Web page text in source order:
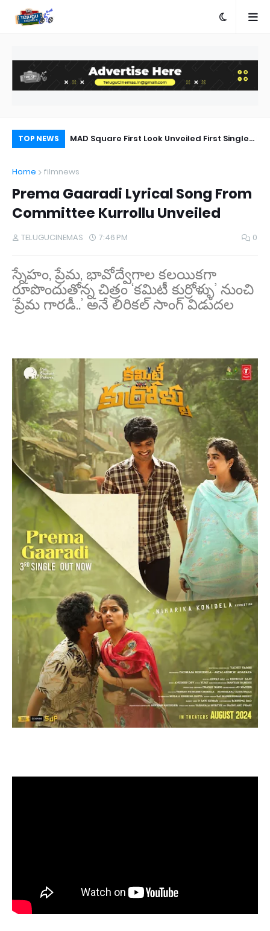
TOP NEWS
Review
MAD Square First Look Unveiled First Single
Home
filmnews
Prema Gaaradi Lyrical Song From
Committee Kurrollu Unveiled
TELUGUCINEMAS 7:46 PM 0
స్నేహం, ప్రేమ, భావోద్వేగాల కలయికగా
రూపొందుతోన్న చిత్రం ‘కమిటీ కుర్రోళ్ళు’ నుంచి
‘ప్రేమ గారడీ..’ అనే లిరిక‌ల్ సాంగ్ విడుద‌ల‌